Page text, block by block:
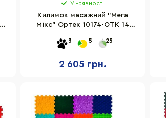
У наявності
Килимок масажний "Мега
Мікс" Ортек 10174-OTK 14
3 5 25
2 605 грн.